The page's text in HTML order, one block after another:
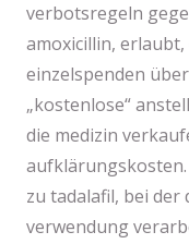
verbotsregeln
amoxicillin,
einzelspenden
„kostenlose“
die medizin
zu tadalafil, bei
verwendung